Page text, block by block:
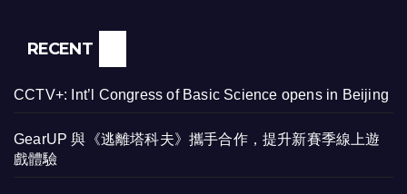
RECENT
CCTV+: Int’l Congress of Basic Science opens in Beijing
GearUP 與《逃離塔科夫》攜手合作，提升新賽季線上遊
戲體驗